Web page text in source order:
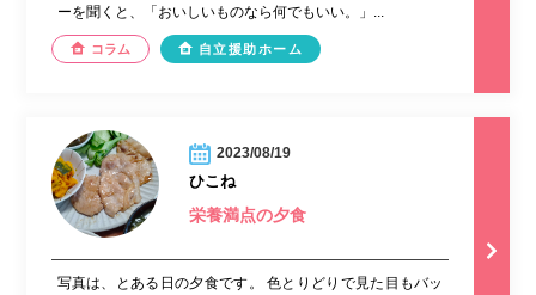
ーを聞くと、「おいしいものなら何でもいい。」...
コラム 自立援助ホーム
2023/08/19
ひこね
栄養満点の夕食
写真は、とある日の夕食です。 色とりどりで見た目もバッ